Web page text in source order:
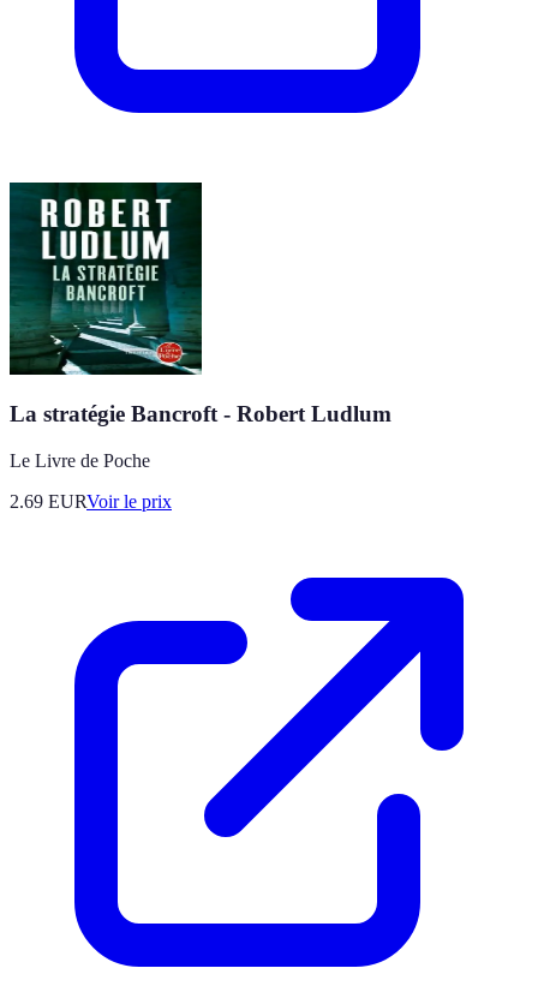
La stratégie Bancroft - Robert Ludlum
Le Livre de Poche
2.69 EURVoir le prix